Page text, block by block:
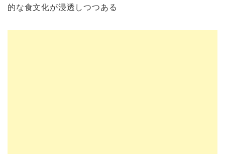
的な食文化が浸透しつつある